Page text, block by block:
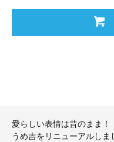
愛らしい表情は昔のまま！
うめ吉をリニューアルしま